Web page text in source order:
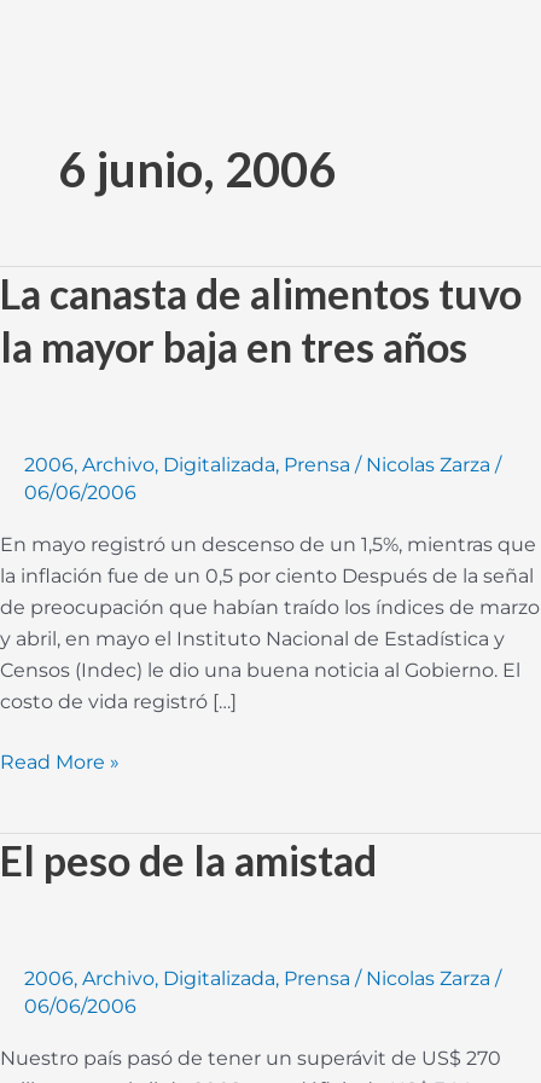
contenido6 junio, 2006
La canasta de alimentos tuvo
la mayor baja en tres años
2006, Archivo, Digitalizada, Prensa / Nicolas Zarza /
06/06/2006
En mayo registró un descenso de un 1,5%, mientras que
la inflación fue de un 0,5 por ciento Después de la señal
de preocupación que habían traído los índices de marzo
y abril, en mayo el Instituto Nacional de Estadística y
Censos (Indec) le dio una buena noticia al Gobierno. El
costo de vida registró […]
La
canasta
de
mayor
baja
en
tres
años
Read More »
El peso de la amistad
2006, Archivo, Digitalizada, Prensa / Nicolas Zarza /
06/06/2006
Nuestro país pasó de tener un superávit de US$ 270
El
peso
amistad